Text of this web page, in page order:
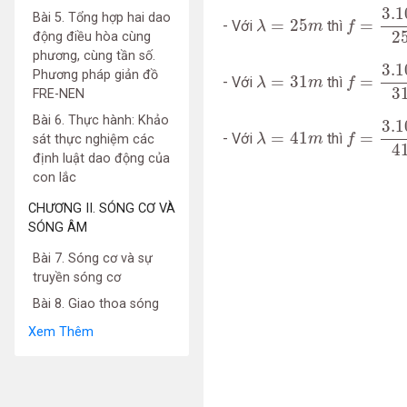
Bài 5. Tổng hợp hai dao
động điều hòa cùng
phương, cùng tần số.
Phương pháp giản đồ
FRE-NEN
Bài 6. Thực hành: Khảo
sát thực nghiệm các
định luật dao động của
con lắc
CHƯƠNG II. SÓNG CƠ VÀ
SÓNG ÂM
Bài 7. Sóng cơ và sự
truyền sóng cơ
Bài 8. Giao thoa sóng
Xem Thêm
- Với λ = 25m
λ 25m thì f =
- Với λ = 31m
λ 31m thì f =
31
3.10 8
- Với λ = 41m
λ 41m thì f =
41
3.10 8